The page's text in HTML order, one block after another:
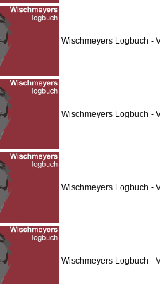
Wischmeyers Logbuch -
Wischmeyers Logbuch -
Wischmeyers Logbuch -
Wischmeyers Logbuch -